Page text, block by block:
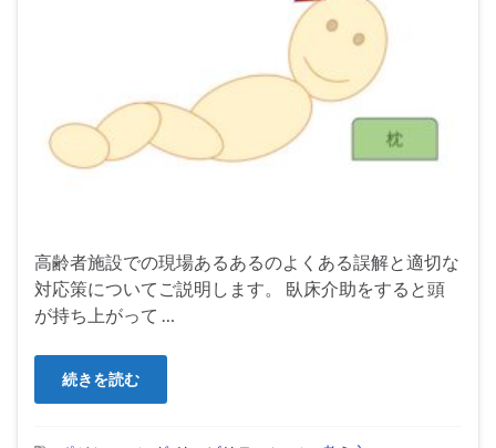
高齢者施設での現場あるあるのよくある誤解と適切な
対応策についてご説明します。 臥床介助をすると頭
が持ち上がって …
続きを読む